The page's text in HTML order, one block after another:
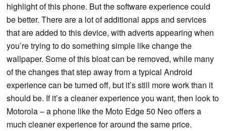
highlight of this phone. But the software experience could
be better. There are a lot of additional apps and services
that are added to this device, with adverts appearing when
you’re trying to do something simple like change the
wallpaper. Some of this bloat can be removed, while many
of the changes that step away from a typical Android
experience can be turned off, but it’s still more work than it
should be. If it’s a cleaner experience you want, then look to
Motorola – a phone like the Moto Edge 50 Neo offers a
much cleaner experience for around the same price.